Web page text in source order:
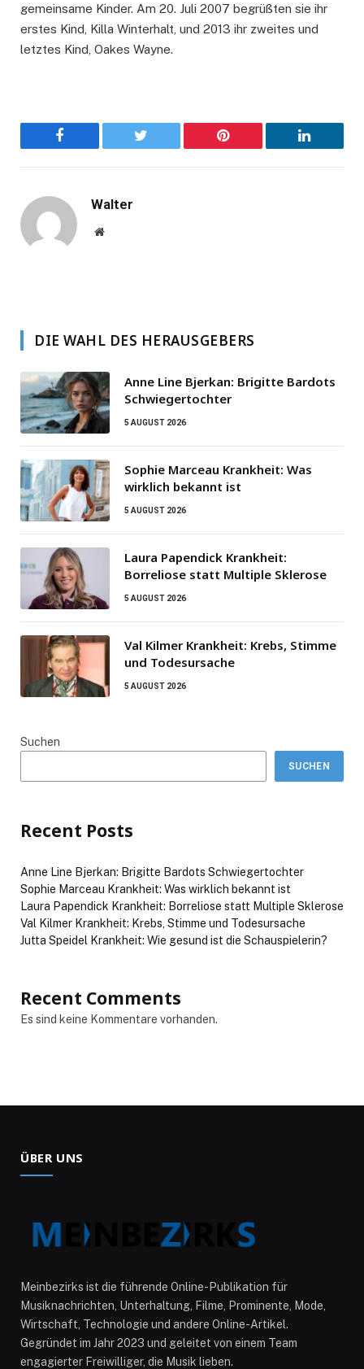
gemeinsame Kinder. Am 20. Juli 2007 begrüßten sie ihr
erstes Kind, Killa Winterhalt, und 2013 ihr zweites und
letztes Kind, Oakes Wayne.
Facebook Twitter Pinterest LinkedIn
Walter
Website
DIE WAHL DES HERAUSGEBERS
Anne Line Bjerkan: Brigitte Bardots
Schwiegertochter
5 AUGUST 2026
Sophie Marceau Krankheit: Was
wirklich bekannt ist
5 AUGUST 2026
Laura Papendick Krankheit:
Borreliose statt Multiple Sklerose
5 AUGUST 2026
Val Kilmer Krankheit: Krebs, Stimme
und Todesursache
5 AUGUST 2026
Suchen
SUCHEN
Recent Posts
Anne Line Bjerkan: Brigitte Bardots Schwiegertochter
Sophie Marceau Krankheit: Was wirklich bekannt ist
Laura Papendick Krankheit: Borreliose statt Multiple Sklerose
Val Kilmer Krankheit: Krebs, Stimme und Todesursache
Jutta Speidel Krankheit: Wie gesund ist die Schauspielerin?
Recent Comments
Es sind keine Kommentare vorhanden.
ÜBER UNS
Meinbezirks ist die führende Online-Publikation für
Musiknachrichten, Unterhaltung, Filme, Prominente, Mode,
Wirtschaft, Technologie und andere Online-Artikel.
Gegründet im Jahr 2023 und geleitet von einem Team
engagierter Freiwilliger, die Musik lieben.